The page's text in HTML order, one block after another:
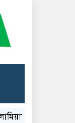
সাংস্কৃতিক